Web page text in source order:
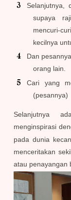
Selanjutnya,
supaya
mencuri-
kecilnya
Dan
orang lain.
Cari yang
(pesannya)
Selanjutnya
menginspirasi
pada dunia
menceritakan
atau penayangan